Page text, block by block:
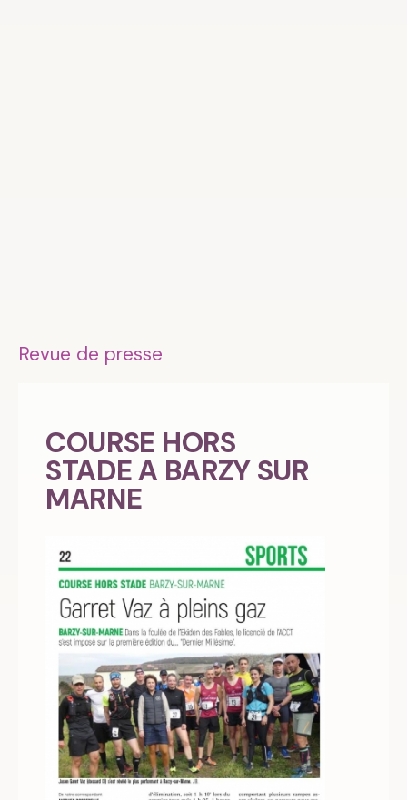
Revue de presse
COURSE HORS
STADE A BARZY SUR
MARNE